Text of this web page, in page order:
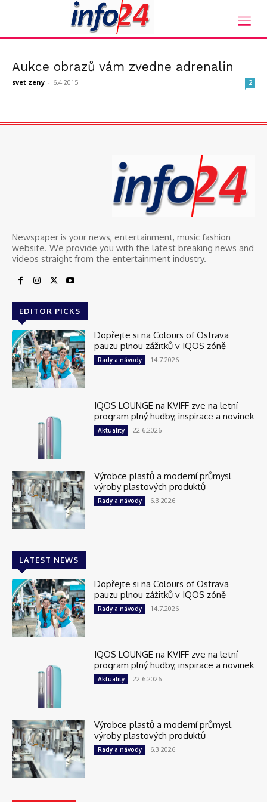
Aukční síň
štítek: aukční síň
Aukce obrazů vám zvedne adrenalin
svet zeny - 6.4.2015 2
Newspaper is your news, entertainment, music fashion
website. We provide you with the latest breaking news and
videos straight from the entertainment industry.
EDITOR PICKS
Dopřejte si na Colours of Ostrava
pauzu plnou zážitků v IQOS zóně
Rady a návody 14.7.2026
IQOS LOUNGE na KVIFF zve na letní
program plný hudby, inspirace a novinek
Aktuality 22.6.2026
Výrobce plastů a moderní průmysl
výroby plastových produktů
Rady a návody 6.3.2026
LATEST NEWS
Dopřejte si na Colours of Ostrava
pauzu plnou zážitků v IQOS zóně
Rady a návody 14.7.2026
IQOS LOUNGE na KVIFF zve na letní
program plný hudby, inspirace a novinek
Aktuality 22.6.2026
Výrobce plastů a moderní průmysl
výroby plastových produktů
Rady a návody 6.3.2026